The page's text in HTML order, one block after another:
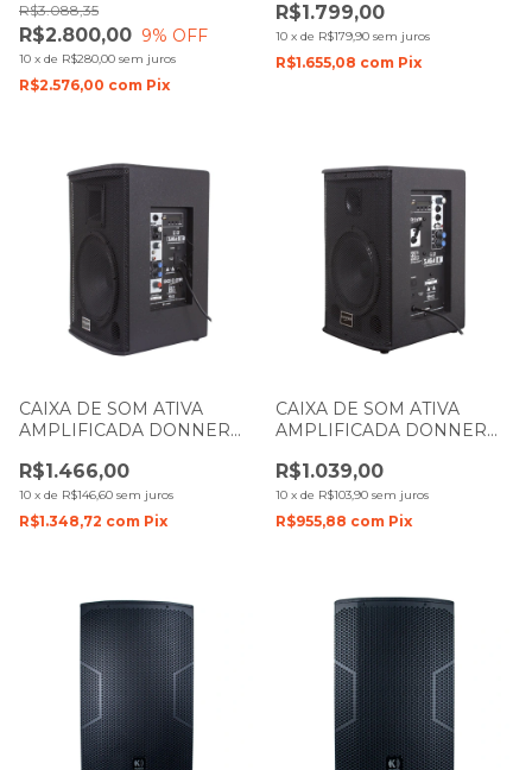
R$2.800,00
R$3.088,35
9% OFF
10 x de R$280,00 sem juros
R$2.576,00 com Pix
R$1.799,00
10 x de R$179,90 sem juros
R$1.655,08 com Pix
CAIXA DE SOM ATIVA
AMPLIFICADA DONNER
R$1.466,00
10 x de R$146,60 sem juros
R$1.348,72 com Pix
CAIXA DE SOM ATIVA
AMPLIFICADA DONNER
R$1.039,00
10 x de R$103,90 sem juros
R$955,88 com Pix